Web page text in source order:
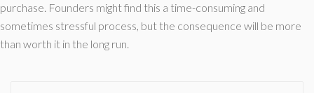
purchase. Founders might find this a time-consuming and
sometimes stressful process, but the consequence will be more
than worth it in the long run.